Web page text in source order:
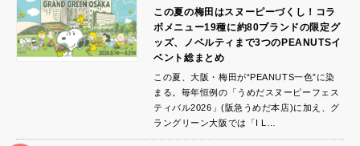
この夏の梅田はスヌーピーづくし！コラ
ボメニュー19種に約80ブランドの限定グ
ッズ、ノベルティまで3つのPEANUTSイ
ベント総まとめ
この夏、大阪・梅田が“PEANUTS一色”に染
まる。毎年恒例の「うめだスヌーピーフェス
ティバル2026」(阪急うめだ本店)に加え、グ
ラングリーン大阪では「I L…